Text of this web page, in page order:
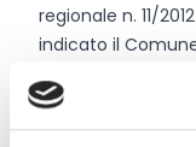
regionale n. 11/
indicato il
costituire un
Importante!
amministrazioni